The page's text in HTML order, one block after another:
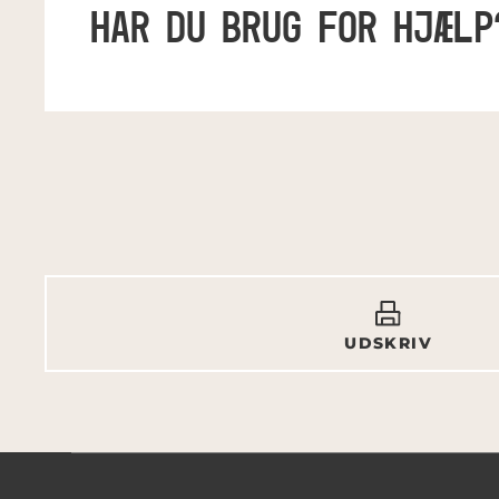
HAR DU BRUG FOR
UDSKRIV